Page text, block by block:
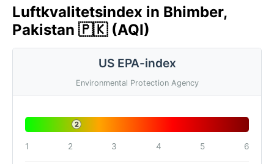
Luftkvalitetsindex in Bhimber,
Pakistan 🇵🇰 (AQI)
US EPA-index
Environmental Protection Agency
2
1 2 3 4 5 6